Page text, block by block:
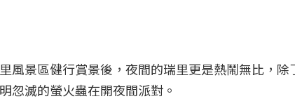
風景區健行賞景後，夜間的瑞里更是熱鬧無比，
忽滅的螢火蟲在開夜間派對。